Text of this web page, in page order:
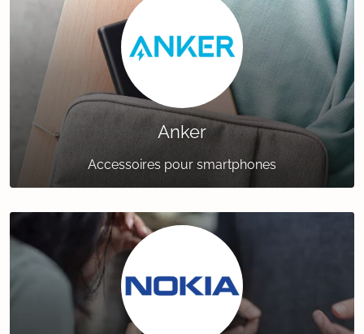
Anker
Accessoires pour smartphones